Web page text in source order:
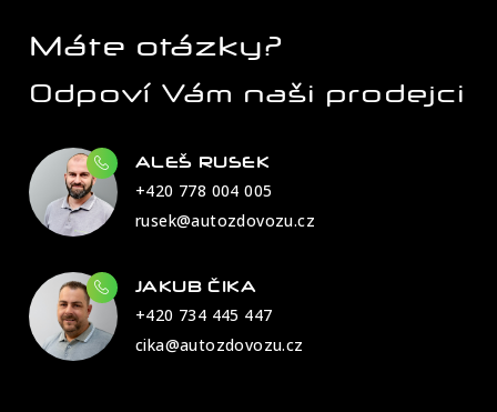
Máte otázky?
Odpoví Vám naši prodejci
ALEŠ RUSEK
+420 778 004 005
rusek@autozdovozu.cz
JAKUB ČIKA
+420 734 445 447
cika@autozdovozu.cz